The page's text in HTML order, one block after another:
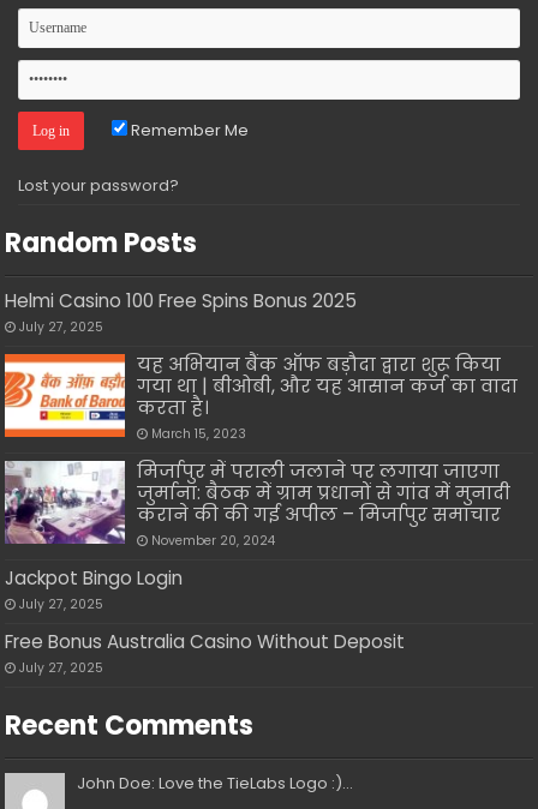
Remember Me
Lost your password?
Random Posts
Helmi Casino 100 Free Spins Bonus 2025
July 27, 2025
यह अभियान बैंक ऑफ बड़ौदा द्वारा शुरू किया
गया था | बीओबी, और यह आसान कर्ज का वादा
करता है।
March 15, 2023
मिर्जापुर में पराली जलाने पर लगाया जाएगा
जुर्माना: बैठक में ग्राम प्रधानों से गांव में मुनादी
कराने की की गई अपील – मिर्जापुर समाचार
November 20, 2024
Jackpot Bingo Login
July 27, 2025
Free Bonus Australia Casino Without Deposit
July 27, 2025
Recent Comments
John Doe: Love the TieLabs Logo :)...